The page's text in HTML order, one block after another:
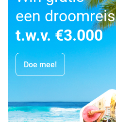
een droomreis
t.w.v. €3.000
Doe mee!